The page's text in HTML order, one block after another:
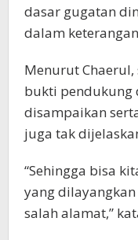
dasar gugatan
dalam
Menurut
bukti pendukung
disampaikan
juga tak
“Sehingga bisa
yang
salah alamat,”